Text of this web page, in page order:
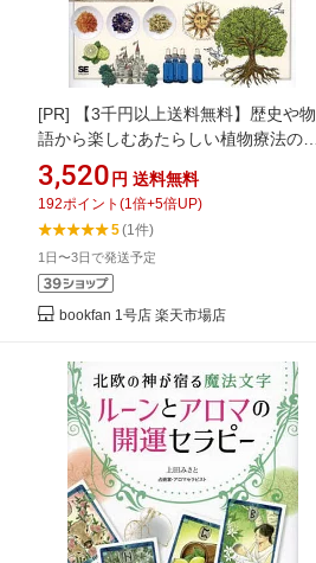
[PR]
【3千円以上送料無料】歴史や物
語から楽しむあたらしい植物療法の教
科書／中村姿乃
3,520 円 送料無料
192ポイント (1倍+5倍UP)
5(1件)
1日〜3日で発送予定
bookfan 1号店 楽天市場店